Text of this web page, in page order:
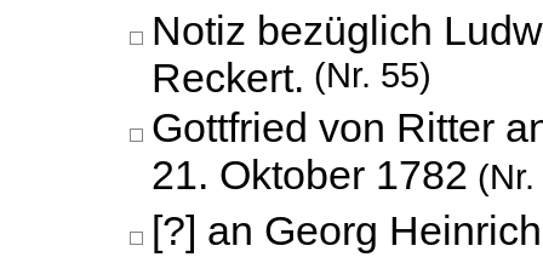
Notiz bezüglich
Reckert. (Nr. 55)
Gottfried von Ritter
21. Oktober 1782
[?] an Georg